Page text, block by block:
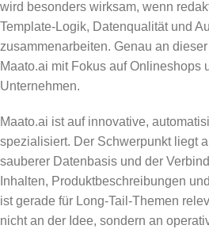
wird besonders wirksam, wenn
Template-Logik, Datenqualität und
zusammenarbeiten. Genau an
Maato.ai mit Fokus auf Onlineshops
Unternehmen.
Maato.ai ist auf innovative,
spezialisiert. Der Schwerpunkt liegt
sauberer Datenbasis und der
Inhalten, Produktbeschreibungen
ist gerade für Long-Tail-Themen
nicht an der Idee, sondern an